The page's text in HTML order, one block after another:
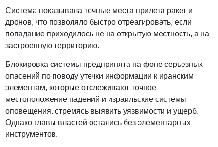
Система показывала точные места прилета ракет и
дронов, что позволяло быстро отреагировать, если
попадание приходилось не на открытую местность, а на
застроенную территорию.
Блокировка системы предпринята на фоне серьезных
опасений по поводу утечки информации к иранским
элементам, которые отслеживают точное
местоположение падений и израильские системы
оповещения, стремясь выявить уязвимости и ущерб.
Однако главы властей остались без элементарных
инструментов.